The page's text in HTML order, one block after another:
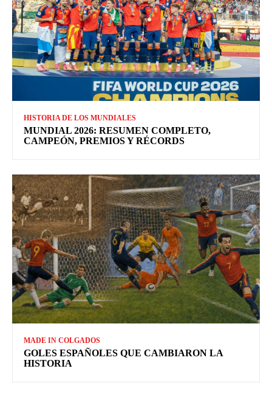
HISTORIA DE LOS MUNDIALES
MUNDIAL 2026: RESUMEN COMPLETO,
CAMPEÓN, PREMIOS Y RÉCORDS
MADE IN COLGADOS
GOLES ESPAÑOLES QUE CAMBIARON LA
HISTORIA